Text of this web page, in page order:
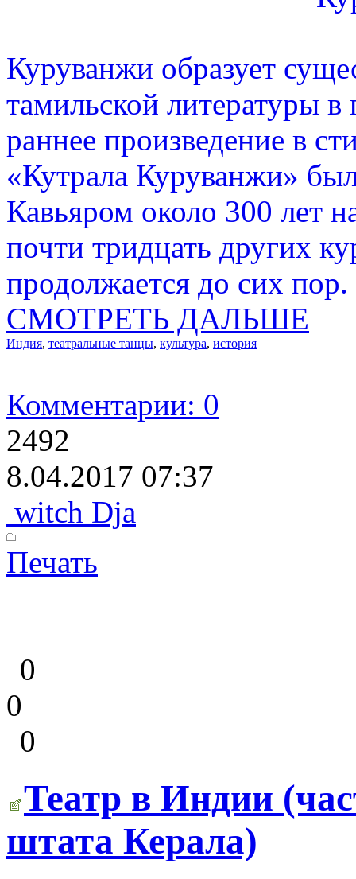
Куруванжи образует
тамильской литературы
раннее произведение в
«Кутрала Куруванжи»
Кавьяром около 300 лет
почти тридцать других
продолжается до сих пор.
СМОТРЕТЬ ДАЛЬШЕ
Индия, театральные танцы, культура, история
Комментарии: 0
2492
8.04.2017 07:37
witch Dja
Печать
0
0
0
Театр в Индии
штата Керала)